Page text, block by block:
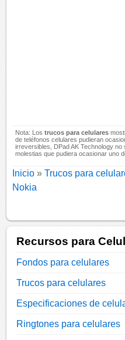
Nota: Lostrucos para celulares
de teléfonos celulares pudieran
irreversibles, DPad AK Technology
molestias que pudiera ocasionar uno
Inicio »Trucos para
Nokia
Recursos para
Fondos para celulares
Trucos para celulares
Especificaciones de
Ringtones para celulares